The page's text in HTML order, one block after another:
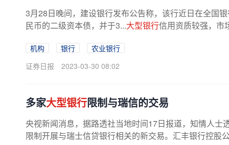
3月28日晚间，建设银行发布公告称，该行近日在全国
民币的二级资本债，并于3...大型银行信用资质较强，市
机构 银行
农业银行
证券日报
2023-03-30 08:02
多家大型银行限制与瑞信的交易
央视新闻消息，据路透社当地时间17日报道，知情人
限制开展与瑞士信贷银行相关的新交易。汇丰银行控股